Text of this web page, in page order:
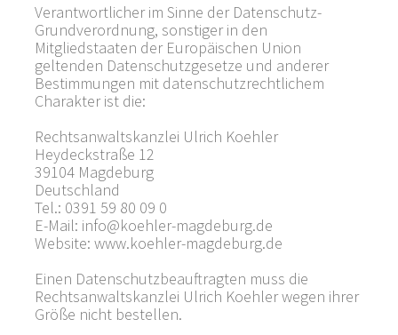
Verantwortlicher im Sinne der Datenschutz-
Grundverordnung, sonstiger in den
Mitgliedstaaten der Europäischen Union
geltenden Datenschutzgesetze und anderer
Bestimmungen mit datenschutzrechtlichem
Charakter ist die:
Rechtsanwaltskanzlei Ulrich Koehler
Heydeckstraße 12
39104 Magdeburg
Deutschland
Tel.: 0391 59 80 09 0
E-Mail: info@koehler-magdeburg.de
Website: www.koehler-magdeburg.de
Einen Datenschutzbeauftragten muss die
Rechtsanwaltskanzlei Ulrich Koehler wegen ihrer
Größe nicht bestellen.